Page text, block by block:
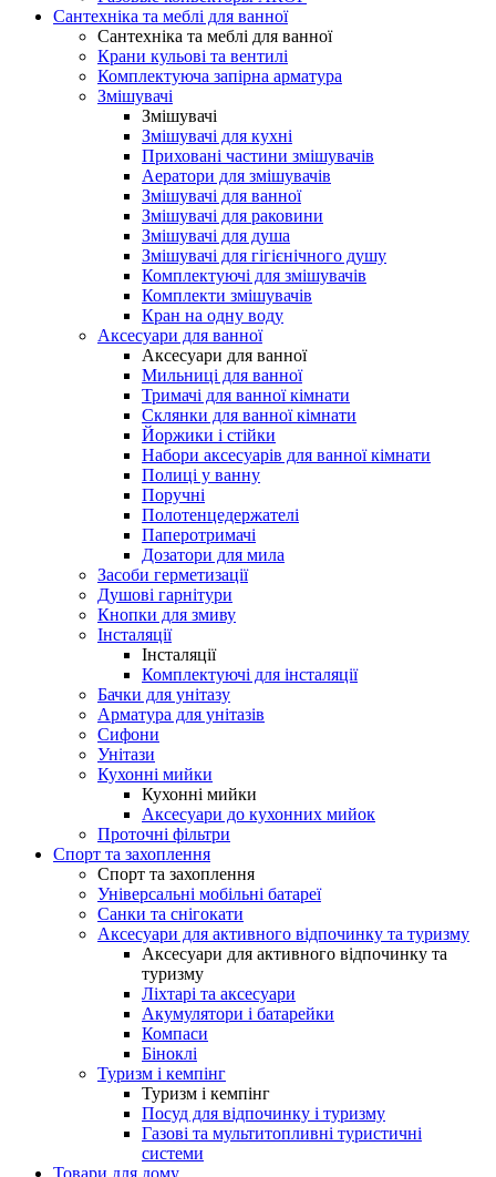
Сантехніка та меблі для ванної
Сантехніка та меблі для ванної
Крани кульові та вентилі
Комплектуюча запірна арматура
Змішувачі
Змішувачі
Змішувачі для кухні
Приховані частини змішувачів
Аератори для змішувачів
Змішувачі для ванної
Змішувачі для раковини
Змішувачі для душа
Змішувачі для гігієнічного душу
Комплектуючі для змішувачів
Комплекти змішувачів
Кран на одну воду
Аксесуари для ванної
Аксесуари для ванної
Мильниці для ванної
Тримачі для ванної кімнати
Склянки для ванної кімнати
Йоржики і стійки
Набори аксесуарів для ванної кімнати
Полиці у ванну
Поручні
Полотенцедержателі
Паперотримачі
Дозатори для мила
Засоби герметизації
Душові гарнітури
Кнопки для змиву
Інсталяції
Інсталяції
Комплектуючі для інсталяції
Бачки для унітазу
Арматура для унітазів
Сифони
Унітази
Кухонні мийки
Кухонні мийки
Аксесуари до кухонних мийок
Проточні фільтри
Спорт та захоплення
Спорт та захоплення
Універсальні мобільні батареї
Санки та снігокати
Аксесуари для активного відпочинку та туризму
Аксесуари для активного відпочинку та
туризму
Ліхтарі та аксесуари
Акумулятори і батарейки
Компаси
Біноклі
Туризм і кемпінг
Туризм і кемпінг
Посуд для відпочинку і туризму
Газові та мультитопливні туристичні
системи
Товари для дому